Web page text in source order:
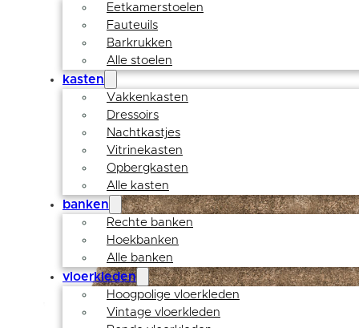
Eetkamerstoelen
Fauteuils
Barkrukken
Alle stoelen
kasten
Vakkenkasten
Dressoirs
Nachtkastjes
Vitrinekasten
Opbergkasten
Alle kasten
banken
Rechte banken
Hoekbanken
Alle banken
vloerkleden
Hoogpolige vloerkleden
Vintage vloerkleden